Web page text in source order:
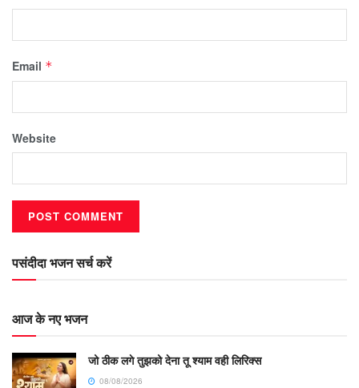
Email *
Website
पसंदीदा भजन सर्च करें
आज के नए भजन
जो ठीक लगे तुझको देना तू श्याम वही लिरिक्स
08/08/2026